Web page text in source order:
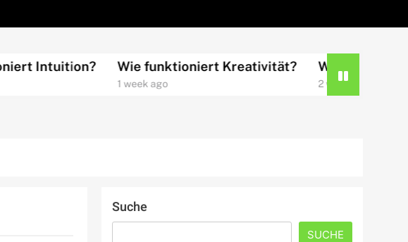
Intuition? Wie funktioniert Kreativität?
1 week ago
Wie funktioniert
2 weeks ago
Suche
SUCHE